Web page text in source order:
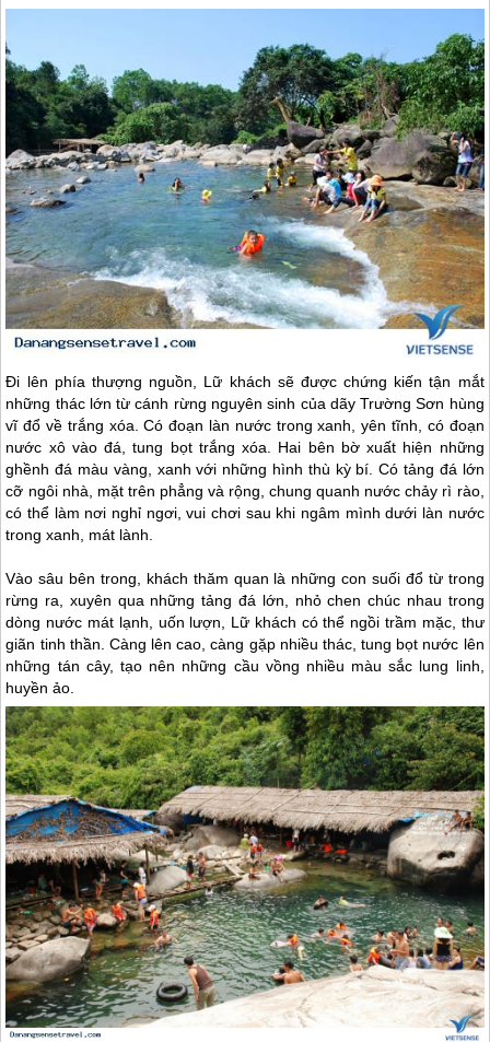
Đi lên phía thượng nguồn, Lữ khách sẽ được chứng kiến tận mắt
những thác lớn từ cánh rừng nguyên sinh của dãy Trường Sơn hùng
vĩ đổ về trắng xóa. Có đoạn làn nước trong xanh, yên tĩnh, có đoạn
nước xô vào đá, tung bọt trắng xóa. Hai bên bờ xuất hiện những
ghềnh đá màu vàng, xanh với những hình thù kỳ bí. Có tảng đá lớn
cỡ ngôi nhà, mặt trên phẳng và rộng, chung quanh nước chảy rì rào,
có thể làm nơi nghỉ ngơi, vui chơi sau khi ngâm mình dưới làn nước
trong xanh, mát lành.
Vào sâu bên trong, khách thăm quan là những con suối đổ từ trong
rừng ra, xuyên qua những tảng đá lớn, nhỏ chen chúc nhau trong
dòng nước mát lạnh, uốn lượn, Lữ khách có thể ngồi trầm mặc, thư
giãn tinh thần. Càng lên cao, càng gặp nhiều thác, tung bọt nước lên
những tán cây, tạo nên những cầu vồng nhiều màu sắc lung linh,
huyền ảo.